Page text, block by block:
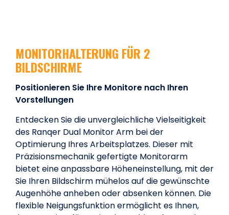
MONITORHALTERUNG FÜR 2
BILDSCHIRME
Positionieren Sie Ihre Monitore nach Ihren
Vorstellungen
Entdecken Sie die unvergleichliche Vielseitigkeit
des Ranqer Dual Monitor Arm bei der
Optimierung Ihres Arbeitsplatzes. Dieser mit
Präzisionsmechanik gefertigte Monitorarm
bietet eine anpassbare Höheneinstellung, mit der
Sie Ihren Bildschirm mühelos auf die gewünschte
Augenhöhe anheben oder absenken können. Die
flexible Neigungsfunktion ermöglicht es Ihnen,